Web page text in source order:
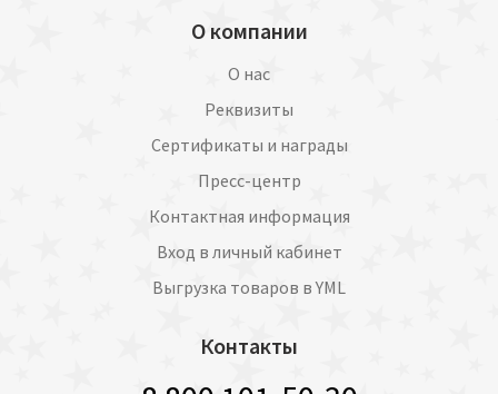
О компании
О нас
Реквизиты
Сертификаты и награды
Пресс-центр
Контактная информация
Вход в личный кабинет
Выгрузка товаров в YML
Контакты